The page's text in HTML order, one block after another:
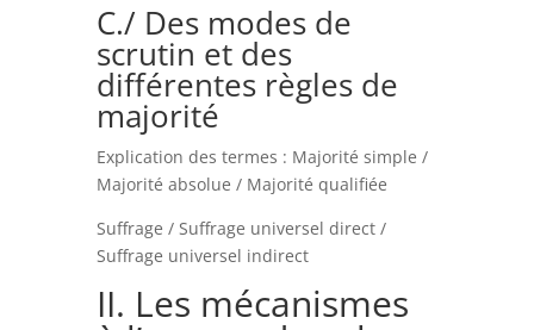
C./ Des modes de
scrutin et des
différentes règles de
majorité
Explication des termes : Majorité simple /
Majorité absolue / Majorité qualifiée
Suffrage / Suffrage universel direct /
Suffrage universel indirect
II. Les mécanismes